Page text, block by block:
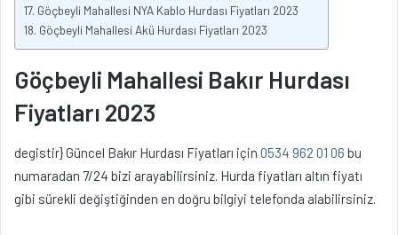
Göçbeyli Mahallesi NYA Kablo Hurdası Fiyatları 2023
Göçbeyli Mahallesi Akü Hurdası Fiyatları 2023
Göçbeyli Mahallesi Bakır Hurdası
Fiyatları 2023
degistir} Güncel Bakır Hurdası Fiyatları için 0534 962 01 06 bu
numaradan 7/24 bizi arayabilirsiniz. Hurda fiyatları altın fiyatı
gibi sürekli değiştiğinden en doğru bilgiyi telefonda alabilirsiniz.